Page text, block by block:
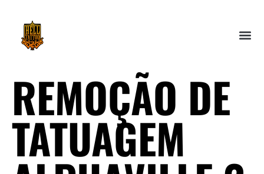
REMOÇÃO DE
TATUAGEM